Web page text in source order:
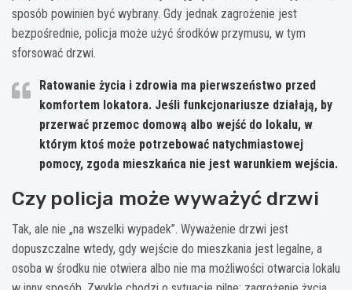
sposób powinien być wybrany. Gdy jednak zagrożenie jest
bezpośrednie, policja może użyć środków przymusu, w tym
sforsować drzwi.
Ratowanie życia i zdrowia ma pierwszeństwo przed
komfortem lokatora. Jeśli funkcjonariusze działają, by
przerwać przemoc domową albo wejść do lokalu, w
którym ktoś może potrzebować natychmiastowej
pomocy, zgoda mieszkańca nie jest warunkiem wejścia.
Czy policja może wyważyć drzwi
Tak, ale nie „na wszelki wypadek”. Wyważenie drzwi jest
dopuszczalne wtedy, gdy wejście do mieszkania jest legalne, a
osoba w środku nie otwiera albo nie ma możliwości otwarcia lokalu